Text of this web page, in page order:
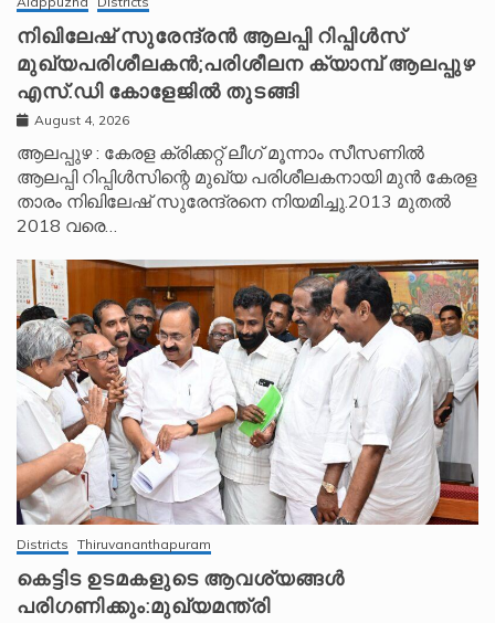
നിഖിലേഷ് സുരേന്ദ്രൻ ആലപ്പി റിപ്പിൾസ്
മുഖ്യപരിശീലകൻ;പരിശീലന ക്യാമ്പ് ആലപ്പുഴ
എസ്.ഡി കോളേജിൽ തുടങ്ങി
August 4, 2026
ആലപ്പുഴ : കേരള ക്രിക്കറ്റ് ലീ​ഗ് മൂന്നാം സീസണിൽ
ആലപ്പി റിപ്പിൾസിന്റെ മുഖ്യ പരിശീലകനായി മുൻ കേരള
താരം നിഖിലേഷ് സുരേന്ദ്രനെ നിയമിച്ചു.2013 മുതൽ
2018 വരെ…
Districts Thiruvananthapuram
കെട്ടിട ഉടമകളുടെ ആവശ്യങ്ങൾ
പരിഗണിക്കും:മുഖ്യമന്ത്രി